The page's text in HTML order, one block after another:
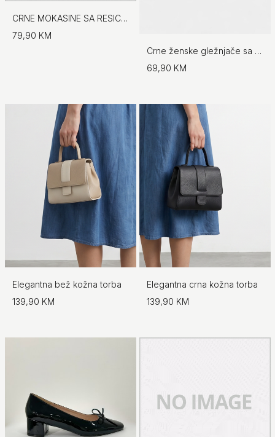
CRNE MOKASINE SA RESICAMA
79,90 KM
Crne ženske gležnjače sa zlatnim detaljima
69,90 KM
Elegantna bež kožna torba
139,90 KM
Elegantna crna kožna torba
139,90 KM